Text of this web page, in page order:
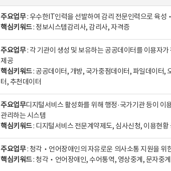
주요업무: 우수한IT인력을 선발하여 감리 전문인력으로 육
핵심키워드: 정보시스템감리사, 감리사, 자격증
주요업무: 각 기관이 생성 및 보유하는 공공데이터를 이용자
제공
핵심키워드: 공공데이터, 개방, 국가중점데이터, 파일데이터,
터, 추천데이터
주요업무디지털서비스 활성화를 위해 행정·국가기관 등이 이
관리하는 시스템
핵심키워드: 디지털서비스 전문계약제도, 심사신청, 이용현황
주요업무: 청각‧언어장애인의 자유로운 의사소통 지원을 위
핵심키워드: 청각‧언어장애인, 수어통역, 영상중계, 문자중계